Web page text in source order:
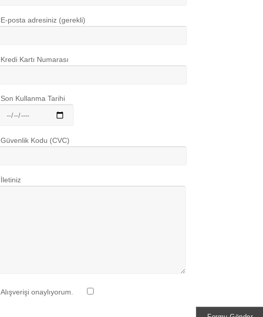
E-posta adresiniz (gerekli)
Kredi Kartı Numarası
Son Kullanma Tarihi
Güvenlik Kodu (CVC)
İletiniz
Alışverişi onaylıyorum.